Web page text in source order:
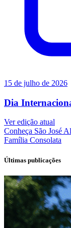
15 de julho de 2026
Dia
Ver edição atual
Conheça São José
Família Consolata
Últimas publicações